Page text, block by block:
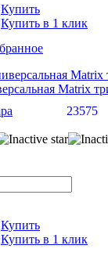
Купить
Купить в 1 клик
Matrix
23575
Купить
Купить в 1 клик